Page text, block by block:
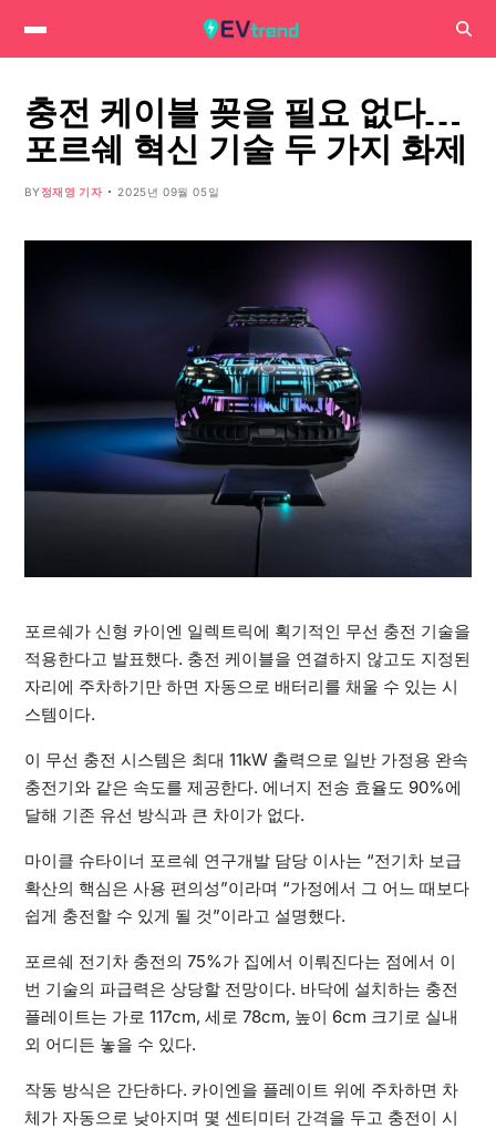
충전 케이블 꽂을 필요 없다…
포르쉐 혁신 기술 두 가지 화제
BY 정재영 기자 2025년 09월 05일
포르쉐가 신형 카이엔 일렉트릭에 획기적인 무선 충전 기술을
적용한다고 발표했다. 충전 케이블을 연결하지 않고도 지정된
자리에 주차하기만 하면 자동으로 배터리를 채울 수 있는 시
스템이다.
이 무선 충전 시스템은 최대 11kW 출력으로 일반 가정용 완속
충전기와 같은 속도를 제공한다. 에너지 전송 효율도 90%에
달해 기존 유선 방식과 큰 차이가 없다.
마이클 슈타이너 포르쉐 연구개발 담당 이사는 “전기차 보급
확산의 핵심은 사용 편의성”이라며 “가정에서 그 어느 때보다
쉽게 충전할 수 있게 될 것”이라고 설명했다.
포르쉐 전기차 충전의 75%가 집에서 이뤄진다는 점에서 이
번 기술의 파급력은 상당할 전망이다. 바닥에 설치하는 충전
플레이트는 가로 117cm, 세로 78cm, 높이 6cm 크기로 실내
외 어디든 놓을 수 있다.
작동 방식은 간단하다. 카이엔을 플레이트 위에 주차하면 차
체가 자동으로 낮아지며 몇 센티미터 간격을 두고 충전이 시